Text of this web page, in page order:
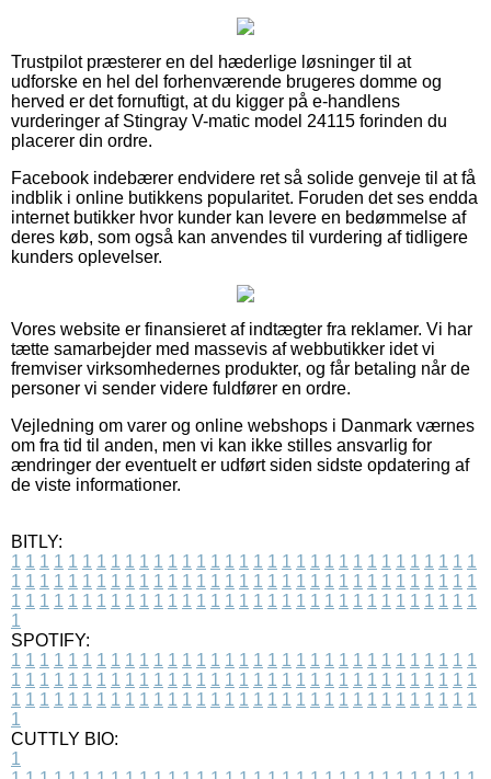
Trustpilot præsterer en del hæderlige løsninger til at
udforske en hel del forhenværende brugeres domme og
herved er det fornuftigt, at du kigger på e-handlens
vurderinger af Stingray V-matic model 24115 forinden du
placerer din ordre.
Facebook indebærer endvidere ret så solide genveje til at få
indblik i online butikkens popularitet. Foruden det ses endda
internet butikker hvor kunder kan levere en bedømmelse af
deres køb, som også kan anvendes til vurdering af tidligere
kunders oplevelser.
Vores website er finansieret af indtægter fra reklamer. Vi har
tætte samarbejder med massevis af webbutikker idet vi
fremviser virksomhedernes produkter, og får betaling når de
personer vi sender videre fuldfører en ordre.
Vejledning om varer og online webshops i Danmark værnes
om fra tid til anden, men vi kan ikke stilles ansvarlig for
ændringer der eventuelt er udført siden sidste opdatering af
de viste informationer.
BITLY:
1 1 1 1 1 1 1 1 1 1 1 1 1 1 1 1 1 1 1 1 1 1 1 1 1 1 1 1 1 1 1 1 1
1 1 1 1 1 1 1 1 1 1 1 1 1 1 1 1 1 1 1 1 1 1 1 1 1 1 1 1 1 1 1 1 1
1 1 1 1 1 1 1 1 1 1 1 1 1 1 1 1 1 1 1 1 1 1 1 1 1 1 1 1 1 1 1 1 1
1
SPOTIFY:
1 1 1 1 1 1 1 1 1 1 1 1 1 1 1 1 1 1 1 1 1 1 1 1 1 1 1 1 1 1 1 1 1
1 1 1 1 1 1 1 1 1 1 1 1 1 1 1 1 1 1 1 1 1 1 1 1 1 1 1 1 1 1 1 1 1
1 1 1 1 1 1 1 1 1 1 1 1 1 1 1 1 1 1 1 1 1 1 1 1 1 1 1 1 1 1 1 1 1
1
CUTTLY BIO:
1